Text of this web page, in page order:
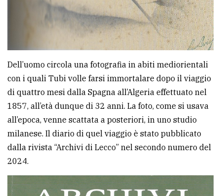
Dell’uomo circola una fotografia in abiti mediorientali
con i quali Tubi volle farsi immortalare dopo il viaggio
di quattro mesi dalla Spagna all’Algeria effettuato nel
1857, all’età dunque di 32 anni. La foto, come si usava
all’epoca, venne scattata a posteriori, in uno studio
milanese. Il diario di quel viaggio è stato pubblicato
dalla rivista “Archivi di Lecco” nel secondo numero del
2024.